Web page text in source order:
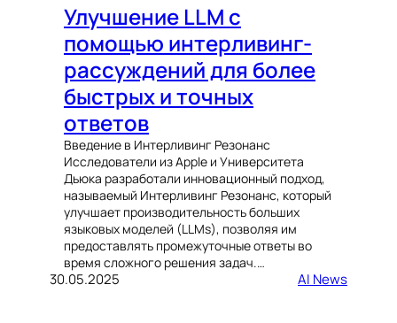
Улучшение LLM с
помощью интерливинг-
рассуждений для более
быстрых и точных
ответов
Введение в Интерливинг Резонанс
Исследователи из Apple и Университета
Дьюка разработали инновационный подход,
называемый Интерливинг Резонанс, который
улучшает производительность больших
языковых моделей (LLMs), позволяя им
предоставлять промежуточные ответы во
время сложного решения задач.…
30.05.2025 AI News